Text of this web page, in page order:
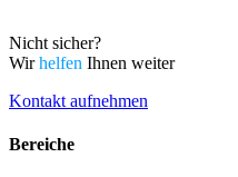
Nicht sicher?
Wirhelfen Ihnen weiter
Kontakt aufnehmen
Bereiche